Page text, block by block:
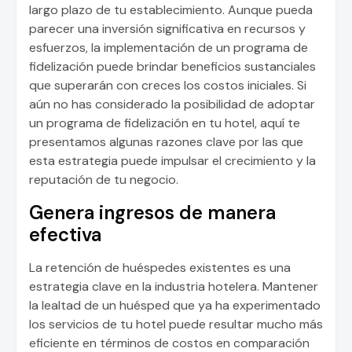
largo plazo de tu establecimiento. Aunque pueda
parecer una inversión significativa en recursos y
esfuerzos, la implementación de un programa de
fidelización puede brindar beneficios sustanciales
que superarán con creces los costos iniciales. Si
aún no has considerado la posibilidad de adoptar
un programa de fidelización en tu hotel, aquí te
presentamos algunas razones clave por las que
esta estrategia puede impulsar el crecimiento y la
reputación de tu negocio.
Genera ingresos de manera
efectiva
La retención de huéspedes existentes es una
estrategia clave en la industria hotelera. Mantener
la lealtad de un huésped que ya ha experimentado
los servicios de tu hotel puede resultar mucho más
eficiente en términos de costos en comparación